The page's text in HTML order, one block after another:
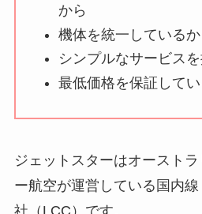
から
機体を統一しているか
シンプルなサービス
最低価格を保証して
ジェットスターはオースト
ー航空が運営している国内
社（LCC）です。